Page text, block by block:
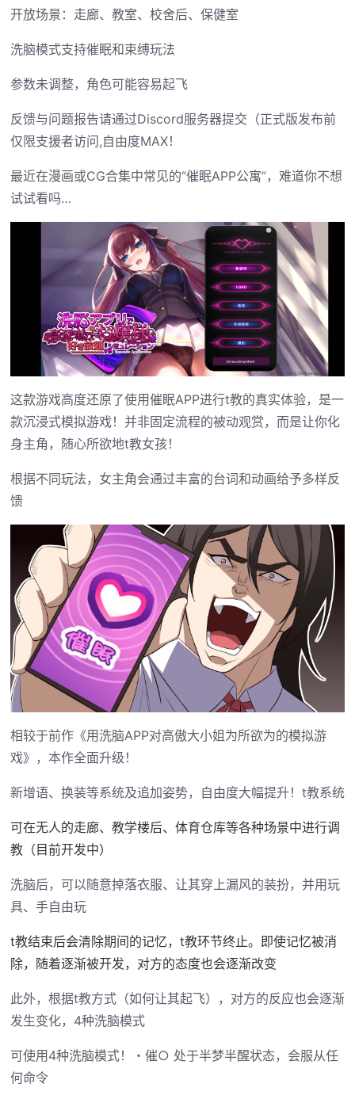
开放场景：走廊、教室、校舍后、保健室
洗脑模式支持催眠和束缚玩法
参数未调整，角色可能容易起飞
反馈与问题报告请通过Discord服务器提交（正式版发布前
仅限支援者访问,自由度MAX！
最近在漫画或CG合集中常见的“催眠APP公寓”，难道你不想
试试看吗…
这款游戏高度还原了使用催眠APP进行t教的真实体验，是一
款沉浸式模拟游戏！并非固定流程的被动观赏，而是让你化
身主角，随心所欲地t教女孩！
根据不同玩法，女主角会通过丰富的台词和动画给予多样反
馈
相较于前作《用洗脑APP对高傲大小姐为所欲为的模拟游
戏》，本作全面升级！
新增语、换装等系统及追加姿势，自由度大幅提升！t教系统
可在无人的走廊、教学楼后、体育仓库等各种场景中进行调
教（目前开发中）
洗脑后，可以随意掉落衣服、让其穿上漏风的装扮，并用玩
具、手自由玩
t教结束后会清除期间的记忆，t教环节终止。即使记忆被消
除，随着逐渐被开发，对方的态度也会逐渐改变
此外，根据t教方式（如何让其起飞），对方的反应也会逐渐
发生变化，4种洗脑模式
可使用4种洗脑模式！・催○ 处于半梦半醒状态，会服从任
何命令